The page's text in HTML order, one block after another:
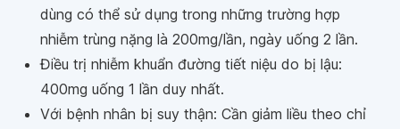
dùng có thể sử dụng trong những trường hợp
nhiễm trùng nặng là 200mg/lần, ngày uống 2 lần.
Điều trị nhiễm khuẩn đường tiết niệu do bị lậu:
400mg uống 1 lần duy nhất.
Với bệnh nhân bị suy thận: Cần giảm liều theo chỉ